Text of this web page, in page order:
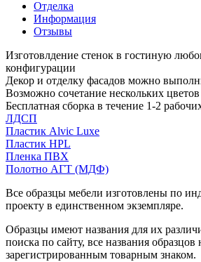
Отделка
Информация
Отзывы
Изготовлдение стенок в гостиную
конфигурации
Декор и отделку фасадов можно
Возможно сочетание нескольких
Бесплатная сборка в течение 1-2
ЛДСП
Пластик Alvic Luxe
Пластик HPL
Пленка ПВХ
Полотно АГТ (МДФ)
Все образцы мебели изготовлены по
проекту в единственном экземпляре.
Образцы имеют названия для их
поиска по сайту, все названия образцов
зарегистрированным товарным знаком.